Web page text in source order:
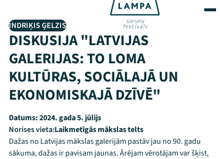
INDRIĶIS ĢELZIS
DISKUSIJA "LATVIJAS
GALERIJAS: TO LOMA
KULTŪRAS, SOCIĀLAJĀ UN
EKONOMISKAJĀ DZĪVĒ"
Datums:2024. gada 5. jūlijs
Norises vieta:Laikmetīgās mākslas telts
Dažas no Latvijas mākslas galerijām pastāv jau no 90. gadu
sākuma, dažas ir pavisam jaunas. Ārējam vērotājam var šķist,